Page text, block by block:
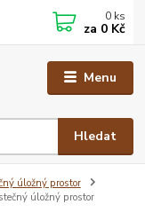
Menu
Hledat
0 ks
za 0 Kč
úložný prostor
úložný prostor